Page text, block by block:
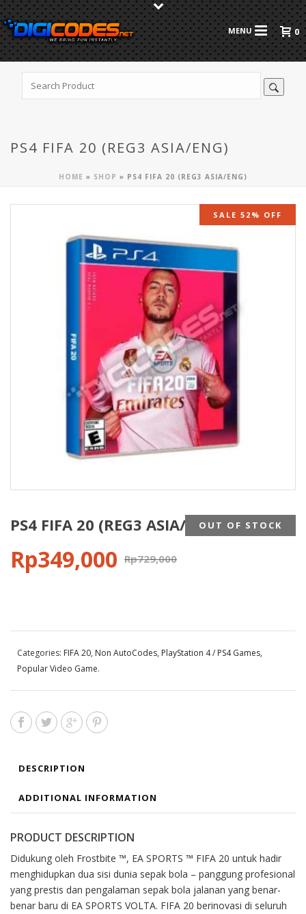
0
PS4 FIFA 20 (REG3 ASIA/ENG)
HOME » SHOP » PS4 FIFA 20 (REG3 ASIA/ENG)
SALE 52% OFF
PS4 FIFA 20 (REG3 ASIA/ENG)
Rp729,000
Rp349,000
OUT OF STOCK
Categories: FIFA 20, Non AutoCodes, PlayStation 4 / PS4 Games,
Popular Video Game.
DESCRIPTION
ADDITIONAL INFORMATION
PRODUCT DESCRIPTION
Didukung oleh Frostbite ™, EA SPORTS ™ FIFA 20 untuk hadir
menghidupkan dua sisi dunia sepak bola – panggung profesional
yang prestis dan pengalaman sepak bola jalanan yang benar-
benar baru di EA SPORTS VOLTA. FIFA 20 berinovasi di seluruh